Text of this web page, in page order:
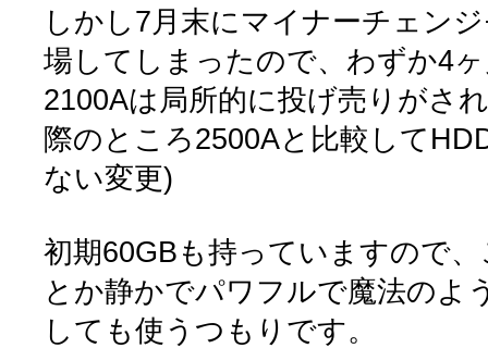
しかし7月末にマイナーチェン
場してしまったので、わずか4
2100Aは局所的に投げ売りがさ
際のところ2500Aと比較して
ない変更)
初期60GBも持っていますので
とか静かでパワフルで魔法のよ
しても使うつもりです。